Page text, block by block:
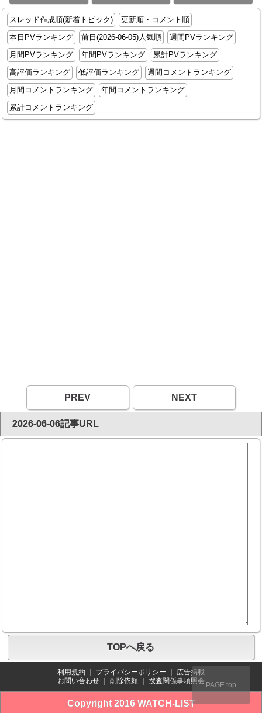
スレッド作成順(新着トピック)
更新順・コメント順
本日PVランキング
前日(2026-06-05)人気順
週間PVランキング
月間PVランキング
年間PVランキング
累計PVランキング
高評価ランキング
低評価ランキング
週間コメントランキング
月間コメントランキング
年間コメントランキング
累計コメントランキング
PREV NEXT
2026-06-06記事URL
TOPへ戻る
利用規約 プライバシーポリシー
広告掲載
お問い合わせ
削除依頼 捜査関係事項照会
Copyright 2016 WATCH-LIST
PAGE top